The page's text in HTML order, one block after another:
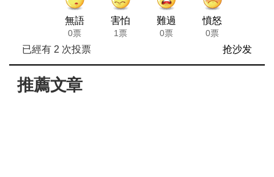
無語
0票
害怕
1票
難過
0票
憤怒
0票
已經有 2 次投票 抢沙发
推薦文章